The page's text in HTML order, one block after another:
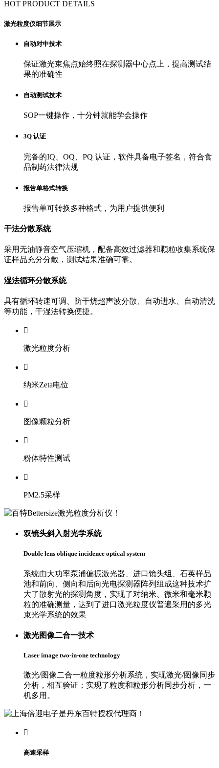
HOT PRODUCT DETAILS
激光粒度仪细节展示
自动对中技术
保证激光束焦点始终照在探测器中心点上，提高测试结
果的准确性
自动测试技术
SOP一键操作，十分钟就能学会操作
3Q 认证
完备的IQ、OQ、PQ 认证，软件具备电子签名，符合食
品制药法律法规
报告单格式转换
报告单可转换多种格式，为用户提供便利
干法分散系统
采用无油静音空气压缩机，配备高效过滤器和颗粒收集系统保
证样品充分分散，测试结果准确可靠。
湿法循环分散系统
具有循环转速可调、防干烧超声波分散、自动进水、自动清洗
等功能，干湿法转换便捷。

激光粒度分析

纳米Zeta电位

图像颗粒分析

粉体特性测试

PM2.5采样
双镜头斜入射光学系统
Double lens oblique incidence optical system
系统由大功率泵浦偏振激光器、进口镜头组、石英样品
池和前向、侧向和后向光电探测器阵列组成这种技术扩
大了散射光的探测角度，实现了对纳米、微米和毫米颗
粒的准确测量，达到了进口激光粒度仪普遍采用的多光
束光学系统的效果
激光图像二合一技术
Laser image two-in-one technology
激光/图像二合一粒度粒形分析系统，实现激光/图像同步
分析，相互验证；实现了粒度和粒形分析同步分析，一
机多用。

高速采样